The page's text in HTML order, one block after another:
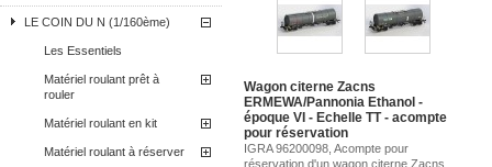
LE COIN DU N (1/160ème)
Les Essentiels
Matériel roulant prêt à
rouler
Matériel roulant en kit
Matériel roulant à réserver
Wagon citerne Zacns
ERMEWA/Pannonia Ethanol -
époque VI - Echelle TT - acompte
pour réservation
IGRA 96200098, Acompte pour
réservation d'un wagon citerne Zacns